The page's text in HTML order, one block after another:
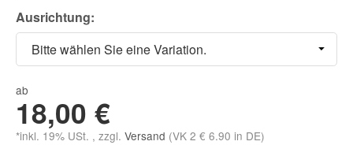
Ausrichtung:
Bitte wählen Sie eine Variation.
ab
18,00 €
*inkl. 19% USt. , zzgl. Versand (VK 2 € 6.90 in DE)